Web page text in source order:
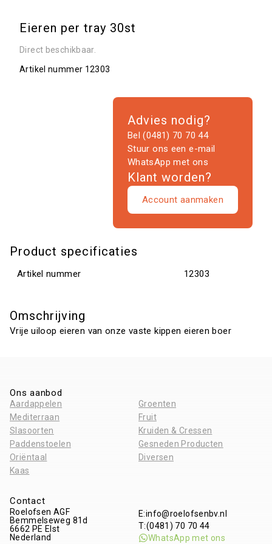
Eieren per tray 30st
Direct beschikbaar.
Artikel nummer 12303
Advies nodig?
Bel (0481) 70 70 44
Stuur ons een e-mail
WhatsApp met ons
Klant worden?
Account aanmaken
Product specificaties
Artikel nummer 12303
Omschrijving
Vrije uiloop eieren van onze vaste kippen eieren boer
Ons aanbod
Aardappelen
Groenten
Mediterraan
Fruit
Slasoorten
Kruiden & Cressen
Paddenstoelen
Gesneden Producten
Oriëntaal
Diversen
Kaas
Contact
Roelofsen AGF
Bemmelseweg 81d
6662 PEElst
Nederland
E:info@roelofsenbv.nl
T:(0481) 70 70 44
WhatsApp met ons